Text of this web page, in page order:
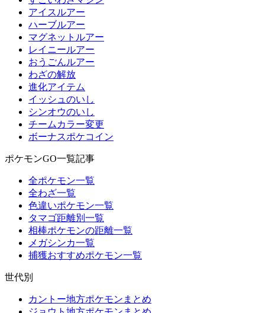
アイスルアー
ハーブルアー
マグネットルアー
レイニールアー
おうごんルアー
わざの解放
進化アイテム
イッシュのいし
シンオウのいし
チームカラー変更
ボーナスポケコイン
ポケモンGO一覧記事
全ポケモン一覧
全わざ一覧
色違いポケモン一覧
タマゴ距離別一覧
相棒ポケモンの距離一覧
メガシンカ一覧
捕獲おすすめポケモン一覧
世代別
カントー地方ポケモンまとめ